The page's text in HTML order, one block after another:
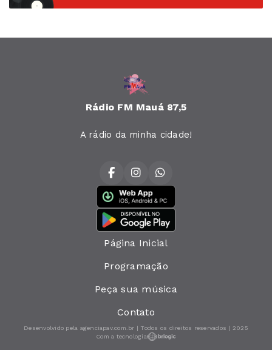
Rádio FM Mauá 87,5
A rádio da minha cidade!
Página Inicial
Programação
Peça sua música
Contato
Desenvolvido pela agenciapav.com.br | Todos os direitos reservados | 2025
Com a tecnologia